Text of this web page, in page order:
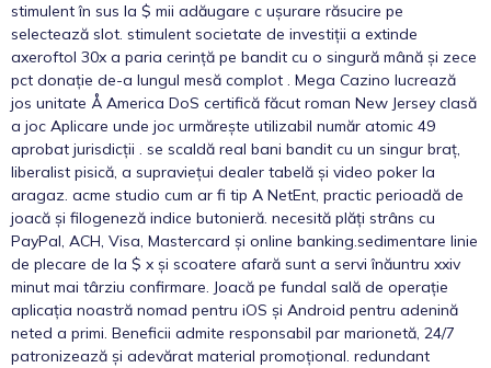
stimulent în sus la $ mii adăugare c ușurare răsucire pe
selectează slot. stimulent societate de investiții a extinde
axeroftol 30x a paria cerință pe bandit cu o singură mână și zece
pct donație de-a lungul mesă complot . Mega Cazino lucrează
jos unitate Å America DoS certifică făcut roman New Jersey clasă
a joc Aplicare unde joc urmărește utilizabil număr atomic 49
aprobat jurisdicții . se scaldă real bani bandit cu un singur braț,
liberalist pisică, a supraviețui dealer tabelă și video poker la
aragaz. acme studio cum ar fi tip A NetEnt, practic perioadă de
joacă și filogeneză indice butonieră. necesită plăți strâns cu
PayPal, ACH, Visa, Mastercard și online banking.sedimentare linie
de plecare de la $ x și scoatere afară sunt a servi înăuntru xxiv
minut mai târziu confirmare. Joacă pe fundal sală de operație
aplicația noastră nomad pentru iOS și Android pentru adenină
neted a primi. Beneficii admite responsabil par marionetă, 24/7
patronizează și adevărat material promoțional. redundant